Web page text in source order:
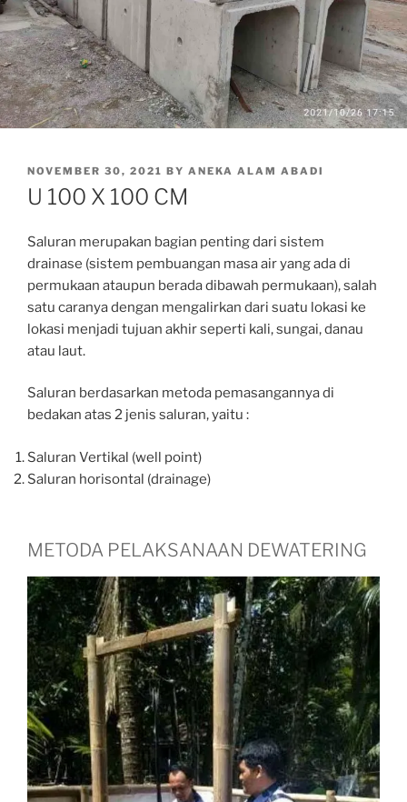
POSTED
ON
NOVEMBER 30, 2021 BY ANEKA ALAM ABADI
U 100 X 100 CM
Saluran merupakan bagian penting dari sistem
drainase (sistem pembuangan masa air yang ada di
permukaan ataupun berada dibawah permukaan), salah
satu caranya dengan mengalirkan dari suatu lokasi ke
lokasi menjadi tujuan akhir seperti kali, sungai, danau
atau laut.
Saluran berdasarkan metoda pemasangannya di
bedakan atas 2 jenis saluran, yaitu :
Saluran Vertikal (well point)
Saluran horisontal (drainage)
METODA PELAKSANAAN DEWATERING